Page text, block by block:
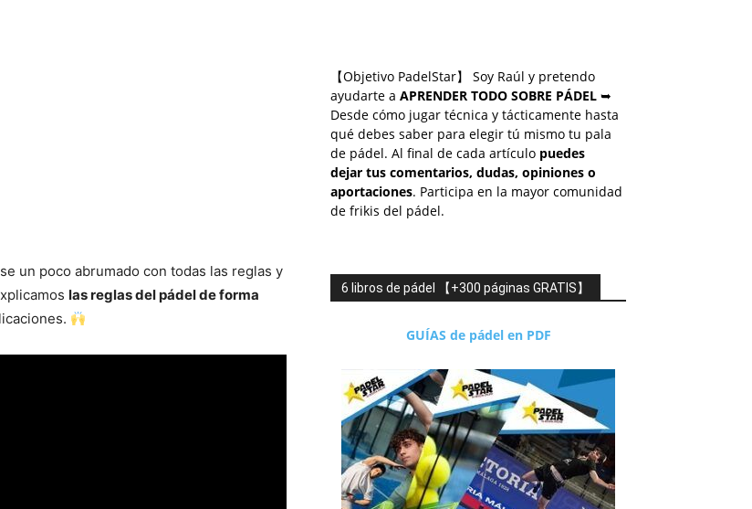
un poco abrumado con todas las reglas y
las reglas del pádel de forma
【Objetivo PadelStar】 Soy Raúl y pretendo
ayudarte a APRENDER TODO SOBRE PÁDEL ➥
Desde cómo jugar técnica y tácticamente hasta
qué debes saber para elegir tú mismo tu pala
de pádel. Al final de cada artículo puedes
dejar tus comentarios, dudas, opiniones o
aportaciones. Participa en la mayor comunidad
de frikis del pádel.
6 libros de pádel 【+300 páginas GRATIS】
GUÍAS de pádel en PDF